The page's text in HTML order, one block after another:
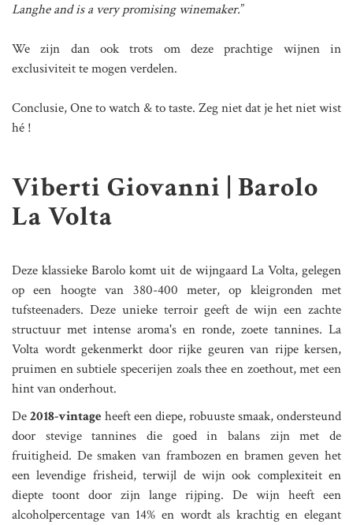
Langhe and is a very promising winemaker.”
We zijn dan ook trots om deze prachtige wijnen in
exclusiviteit te mogen verdelen.
Conclusie, One to watch & to taste. Zeg niet dat je het niet wist
hé !
Viberti Giovanni | Barolo
La Volta
Deze klassieke Barolo komt uit de wijngaard La Volta, gelegen
op een hoogte van 380-400 meter, op kleigronden met
tufsteenaders. Deze unieke terroir geeft de wijn een zachte
structuur met intense aroma's en ronde, zoete tannines. La
Volta wordt gekenmerkt door rijke geuren van rijpe kersen,
pruimen en subtiele specerijen zoals thee en zoethout, met een
hint van onderhout.
De2018-vintage heeft een diepe, robuuste smaak, ondersteund
door stevige tannines die goed in balans zijn met de
fruitigheid. De smaken van frambozen en bramen geven het
een levendige frisheid, terwijl de wijn ook complexiteit en
diepte toont door zijn lange rijping. De wijn heeft een
alcoholpercentage van 14% en wordt als krachtig en elegant